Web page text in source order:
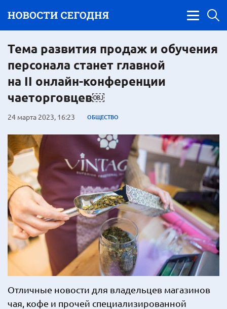
Тема развития продаж и обучения
персонала станет главной
на II онлайн-конференции
чаеторговцев￼
24 марта 2023, 16:23 ОБЩЕСТВО
Отличные новости для владельцев магазинов
чая, кофе и прочей специализированной